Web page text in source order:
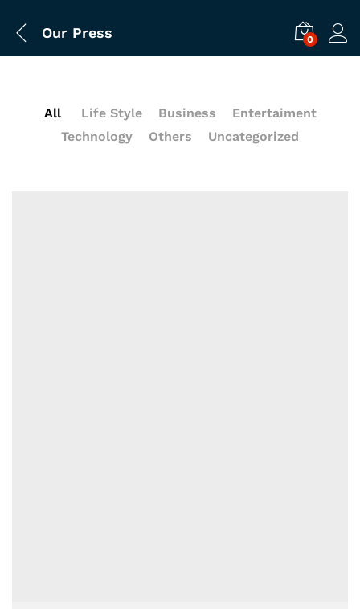
Our Press 0
All Life Style Business
Entertaiment
Technology
Others Uncategorized